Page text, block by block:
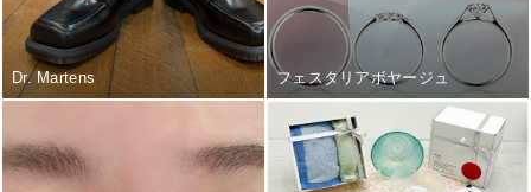
Dr. Martens フェスタリアボヤージュ